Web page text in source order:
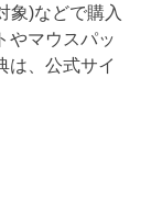
象)などで購入
やマウスパッ
は、公式サイ